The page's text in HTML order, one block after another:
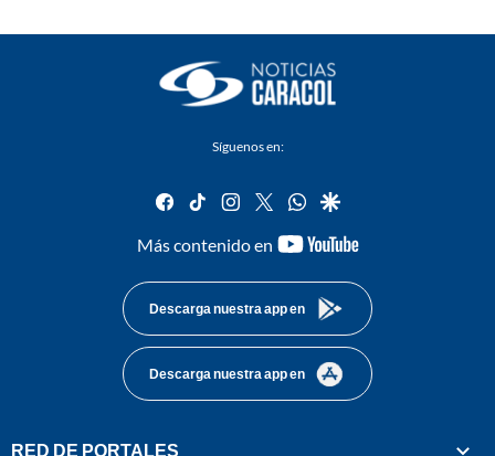
Síguenos en:
facebook
tiktok instagram
twitterwhatsapp
google
Más contenido en
youtube-
Descarga nuestra app en
Descarga nuestra app en
RED DE PORTALES